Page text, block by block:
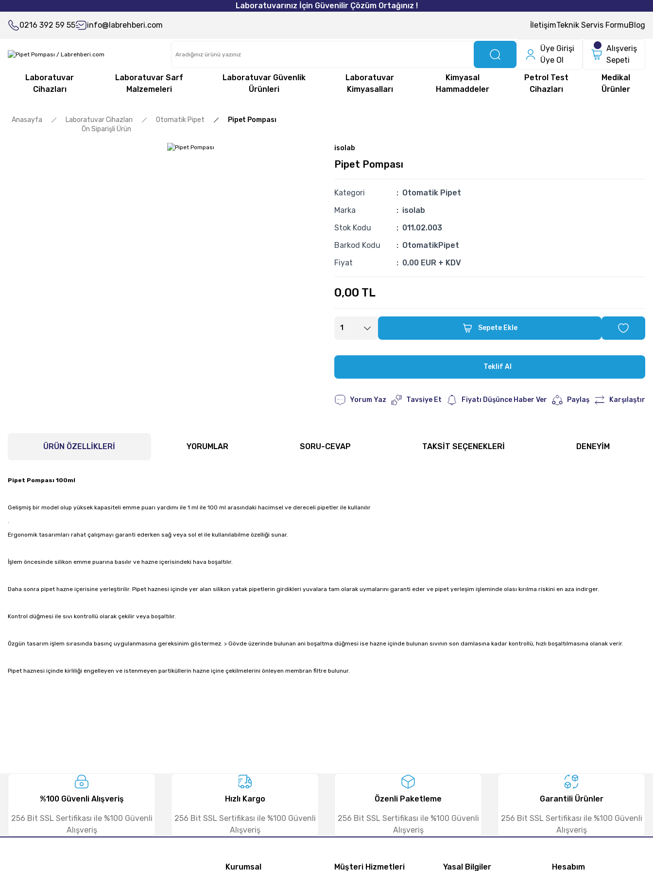
Laboratuvarınız İçin Güvenilir Çözüm Ortağınız !
0216 392 59 55 info@labrehberi.com İletişimTeknik Servis FormuBlog
Üye Girişi
Üye Ol
Alışveriş
Sepeti
Laboratuvar
Cihazları
Laboratuvar Sarf
Malzemeleri
Laboratuvar Güvenlik
Ürünleri
Laboratuvar
Kimyasalları
Kimyasal
Hammaddeler
Petrol Test
Cihazları
Medikal
Ürünler
Anasayfa Laboratuvar Cihazları Otomatik Pipet
Pipet Pompası
Ön Siparişli Ürün
isolab
Pipet Pompası
Kategori
Otomatik Pipet
Marka
isolab
Stok Kodu
011.02.003
Barkod Kodu
OtomatikPipet
Fiyat
0,00 EUR + KDV
0,00 TL
Sepete Ekle
Teklif Al
Yorum Yaz Tavsiye Et Fiyatı Düşünce Haber Ver Paylaş Karşılaştır
ÜRÜN ÖZELLİKLERİ YORUMLAR SORU-CEVAP TAKSİT SEÇENEKLERİ DENEYİM
Pipet Pompası 100ml
Gelişmiş bir model olup yüksek kapasiteli emme puarı yardımı ile 1 ml ile 100 ml arasındaki hacimsel ve dereceli pipetler ile kullanılır
.
Ergonomik tasarımları rahat çalışmayı garanti ederken sağ veya sol el ile kullanılabilme özelliği sunar.
İşlem öncesinde silikon emme puarına basılır ve hazne içerisindeki hava boşaltılır.
Daha sonra pipet hazne içerisine yerleştirilir. Pipet haznesi içinde yer alan silikon yatak pipetlerin girdikleri yuvalara tam olarak uymalarını garanti eder ve pipet yerleşim işleminde olası kırılma riskini en aza indirger.
Kontrol düğmesi ile sıvı kontrollü olarak çekilir veya boşaltılır.
Özgün tasarım işlem sırasında basınç uygulanmasına gereksinim göstermez. > Gövde üzerinde bulunan ani boşaltma düğmesi ise hazne içinde bulunan sıvının son damlasına kadar kontrollü, hızlı boşaltılmasına olanak verir.
Pipet haznesi içinde kirliliği engelleyen ve istenmeyen partiküllerin hazne içine çekilmelerini önleyen membran filtre bulunur.
%100 Güvenli Alışveriş
256 Bit SSL Sertifikası ile %100 Güvenli
Alışveriş
Hızlı Kargo
256 Bit SSL Sertifikası ile %100 Güvenli
Alışveriş
Özenli Paketleme
256 Bit SSL Sertifikası ile %100 Güvenli
Alışveriş
Garantili Ürünler
256 Bit SSL Sertifikası ile %100 Güvenli
Alışveriş
Kurumsal Müşteri Hizmetleri Yasal Bilgiler Hesabım